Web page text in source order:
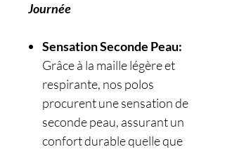
Journée
Sensation Seconde Peau:
Grâce à la maille légère et
respirante, nos polos
procurent une sensation de
seconde peau, assurant un
confort durable quelle que